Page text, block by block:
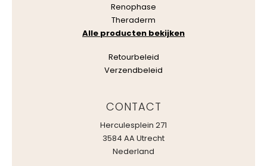
Renophase
Theraderm
Alle producten bekijken
Retourbeleid
Verzendbeleid
CONTACT
Herculesplein 271
3584 AA Utrecht
Nederland